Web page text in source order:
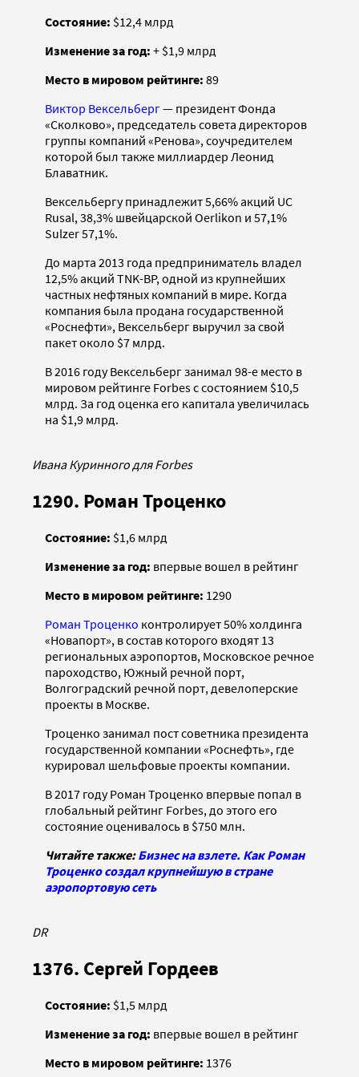
Состояние: $12,4 млрд
Изменение за год: + $1,9 млрд
Место в мировом рейтинге: 89
Виктор Вексельберг— президент Фонда
«Сколково», председатель совета директоров
группы компаний «Ренова», соучредителем
которой был также миллиардер Леонид
Блаватник.
Вексельбергу принадлежит 5,66% акций UC
Rusal, 38,3% швейцарской Oerlikon и 57,1%
Sulzer 57,1%.
До марта 2013 года предприниматель владел
12,5% акций TNK-BP, одной из крупнейших
частных нефтяных компаний в мире. Когда
компания была продана государственной
«Роснефти», Вексельберг выручил за свой
пакет около $7 млрд.
В 2016 году Вексельберг занимал 98-е место в
мировом рейтинге Forbes с состоянием $10,5
млрд. За год оценка его капитала увеличилась
на $1,9 млрд.
Ивана Куринного для Forbes
1290. Роман Троценко
Состояние: $1,6 млрд
Изменение за год: впервые вошел в рейтинг
Место в мировом рейтинге: 1290
Роман Троценко контролирует 50% холдинга
«Новапорт», в состав которого входят 13
региональных аэропортов, Московское речное
пароходство, Южный речной порт,
Волгоградский речной порт, девелоперские
проекты в Москве.
Троценко занимал пост советника президента
государственной компании «Роснефть», где
курировал шельфовые проекты компании.
В 2017 году Роман Троценко впервые попал в
глобальный рейтинг Forbes, до этого его
состояние оценивалось в $750 млн.
Читайте также:Бизнес на взлете. Как Роман
Троценко создал крупнейшую в стране
аэропортовую сеть
DR
1376. Сергей Гордеев
Состояние: $1,5 млрд
Изменение за год: впервые вошел в рейтинг
Место в мировом рейтинге: 1376